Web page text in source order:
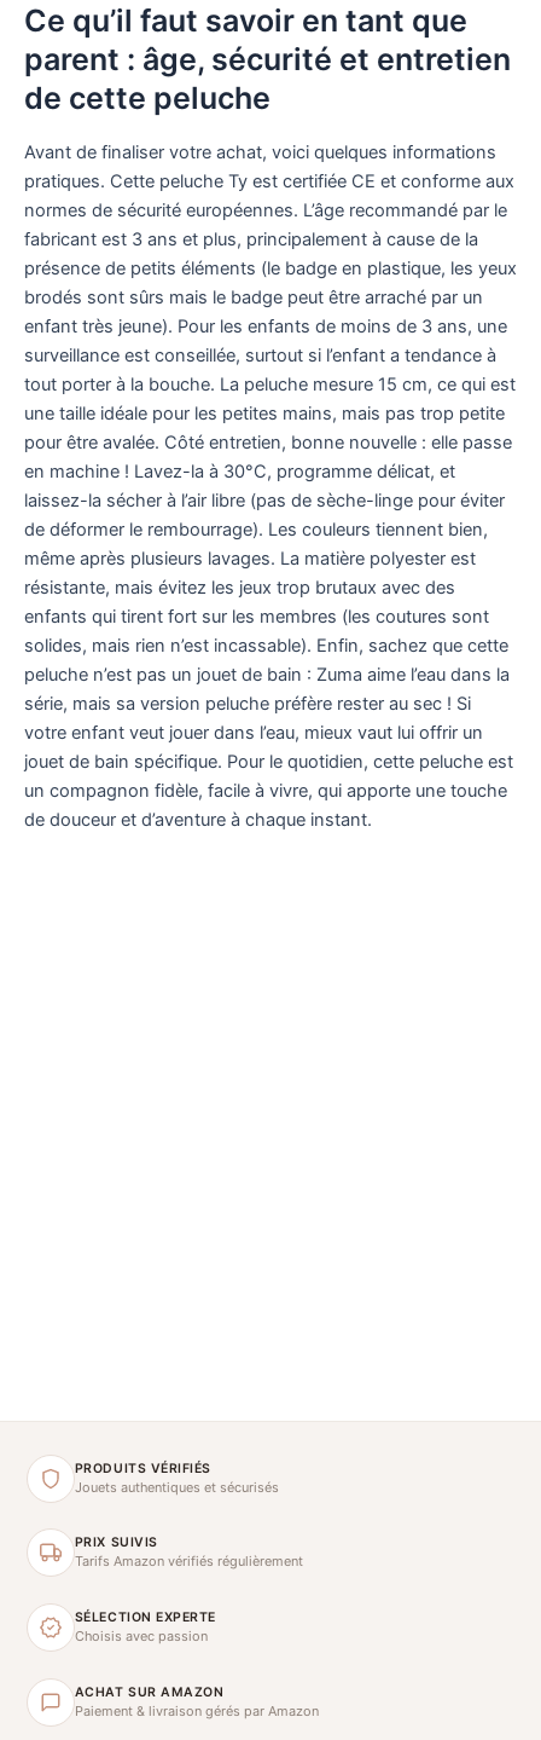
Ce qu’il faut savoir en tant que
parent : âge, sécurité et entretien
de cette peluche
Avant de finaliser votre achat, voici quelques informations
pratiques. Cette peluche Ty est certifiée CE et conforme aux
normes de sécurité européennes. L’âge recommandé par le
fabricant est 3 ans et plus, principalement à cause de la
présence de petits éléments (le badge en plastique, les yeux
brodés sont sûrs mais le badge peut être arraché par un
enfant très jeune). Pour les enfants de moins de 3 ans, une
surveillance est conseillée, surtout si l’enfant a tendance à
tout porter à la bouche. La peluche mesure 15 cm, ce qui est
une taille idéale pour les petites mains, mais pas trop petite
pour être avalée. Côté entretien, bonne nouvelle : elle passe
en machine ! Lavez-la à 30°C, programme délicat, et
laissez-la sécher à l’air libre (pas de sèche-linge pour éviter
de déformer le rembourrage). Les couleurs tiennent bien,
même après plusieurs lavages. La matière polyester est
résistante, mais évitez les jeux trop brutaux avec des
enfants qui tirent fort sur les membres (les coutures sont
solides, mais rien n’est incassable). Enfin, sachez que cette
peluche n’est pas un jouet de bain : Zuma aime l’eau dans la
série, mais sa version peluche préfère rester au sec ! Si
votre enfant veut jouer dans l’eau, mieux vaut lui offrir un
jouet de bain spécifique. Pour le quotidien, cette peluche est
un compagnon fidèle, facile à vivre, qui apporte une touche
de douceur et d’aventure à chaque instant.
PRODUITS VÉRIFIÉS
Jouets authentiques et sécurisés
PRIX SUIVIS
Tarifs Amazon vérifiés régulièrement
SÉLECTION EXPERTE
Choisis avec passion
ACHAT SUR AMAZON
Paiement & livraison gérés par Amazon